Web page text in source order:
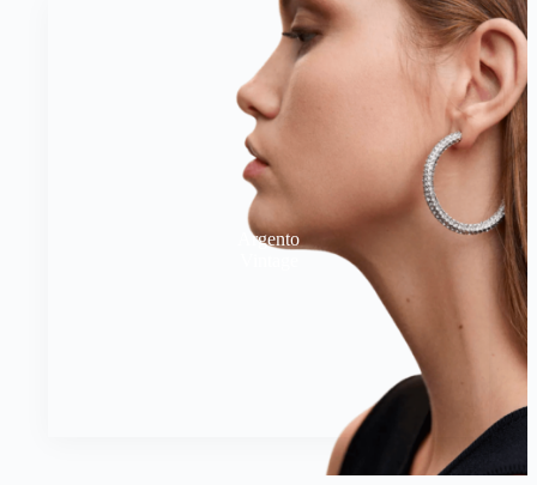
Argento